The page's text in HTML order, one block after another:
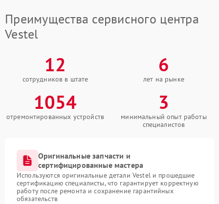
Преимущества сервисного центра
Vestel
12
сотрудников в штате
6
лет на рынке
1054
отремонтированных устройств
3
минимальный опыт работы
специалистов
Оригинальные запчасти и
сертифицированные мастера
Используются оригинальные детали Vestel и прошедшие
сертификацию специалисты, что гарантирует корректную
работу после ремонта и сохранение гарантийных
обязательств